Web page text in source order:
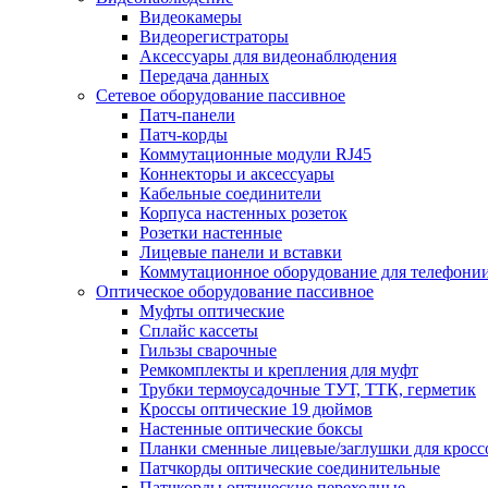
Видеокамеры
Видеорегистраторы
Аксессуары для видеонаблюдения
Передача данных
Сетевое оборудование пассивное
Патч-панели
Патч-корды
Коммутационные модули RJ45
Коннекторы и аксессуары
Кабельные соединители
Корпуса настенных розеток
Розетки настенные
Лицевые панели и вставки
Коммутационное оборудование для
Оптическое оборудование пассивное
Муфты оптические
Сплайс кассеты
Гильзы сварочные
Ремкомплекты и крепления для муфт
Трубки термоусадочные ТУТ, ТТК, герметик
Кроссы оптические 19 дюймов
Настенные оптические боксы
Планки сменные лицевые/заглушки для
Патчкорды оптические соединительные